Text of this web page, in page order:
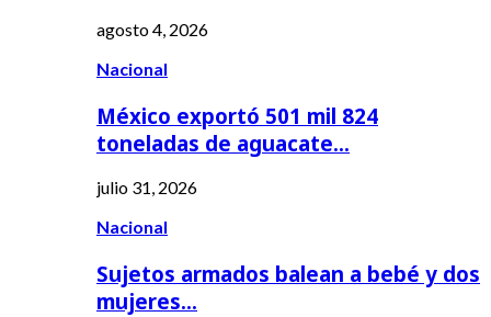
agosto 4, 2026
Nacional
México exportó 501 mil 824
toneladas de aguacate…
julio 31, 2026
Nacional
Sujetos armados balean a bebé y dos
mujeres…